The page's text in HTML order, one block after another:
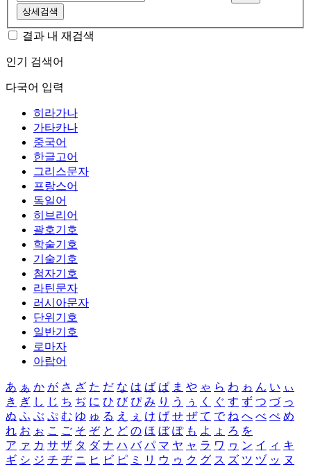
상세검색
결과 내 재검색
인기 검색어
다국어 입력
히라가나
가타카나
중국어
한글고어
그리스문자
프랑스어
독일어
히브리어
괄호기호
학술기호
기술기호
첨자기호
라틴문자
러시아문자
단위기호
일반기호
로마자
아랍어
あ ぁ か が さ ざ た だ な は ば ぱ ま や ゃ ら わ ゎ ん い ぃ
き ぎ し じ ち ぢ に ひ び ぴ み り う ぅ く ぐ す ず つ づ っ
ぬ ふ ぶ ぷ む ゆ ゅ る え ぇ け げ せ ぜ て で ね へ べ ぺ め
れ お ぉ こ ご そ ぞ と ど の ほ ぼ ぽ も よ ょ ろ を
ア ァ カ サ ザ タ ダ ナ ハ バ パ マ ヤ ャ ラ ワ ヮ ン イ ィ キ
ギ シ ジ チ ヂ ニ ヒ ビ ピ ミ リ ウ ゥ ク グ ス ズ ツ ヅ ッ ヌ